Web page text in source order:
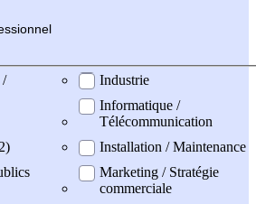
/
Industrie
Informatique /
Télécommunication
Installation / Maintenance
Marketing / Stratégie
commerciale